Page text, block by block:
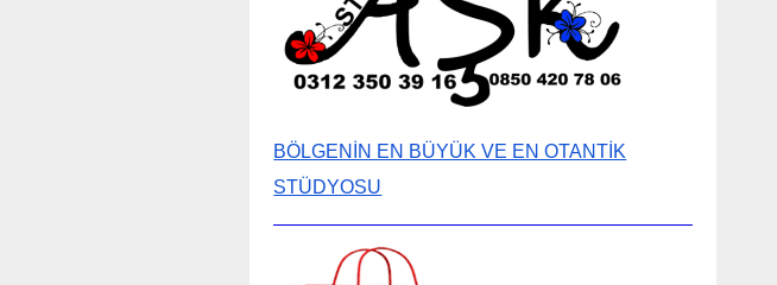
BÖLGENİN EN BÜYÜK VE EN OTANTİK
STÜDYOSU